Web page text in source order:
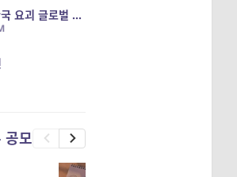
제1회 한국 요괴 글로벌 진출 공개 오디션 시즌 2 — 나는 요괴다
공모